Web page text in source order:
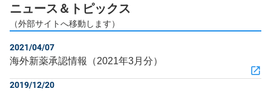
ニュース＆トピックス
（外部サイトへ移動します）
2021/04/07
海外新薬承認情報（2021年3月分）
2019/12/20